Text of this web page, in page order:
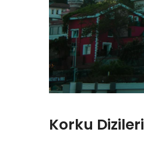
Korku